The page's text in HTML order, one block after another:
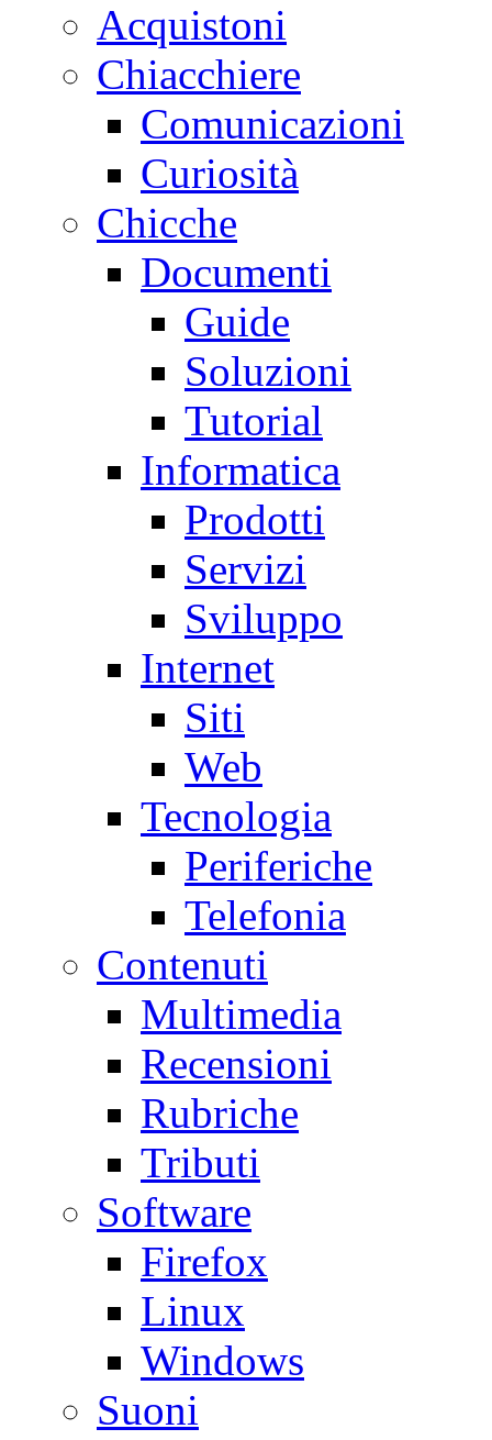
Acquistoni
Chiacchiere
Comunicazioni
Curiosità
Chicche
Documenti
Guide
Soluzioni
Tutorial
Informatica
Prodotti
Servizi
Sviluppo
Internet
Siti
Web
Tecnologia
Periferiche
Telefonia
Contenuti
Multimedia
Recensioni
Rubriche
Tributi
Software
Firefox
Linux
Windows
Suoni